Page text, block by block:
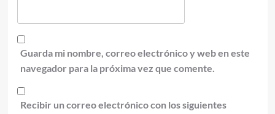
Guarda mi nombre, correo electrónico y web en este
navegador para la próxima vez que comente.
Recibir un correo electrónico con los siguientes